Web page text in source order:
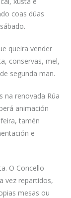
coas dúas
queira vender
conservas, mel,
segunda man.
na renovada Rúa
animación
tamén
e
O Concello
vez repartidos,
mesas ou